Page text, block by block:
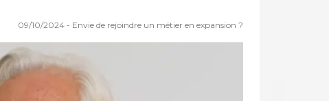
09/10/2024 - Envie de rejoindre un métier en expansion ?